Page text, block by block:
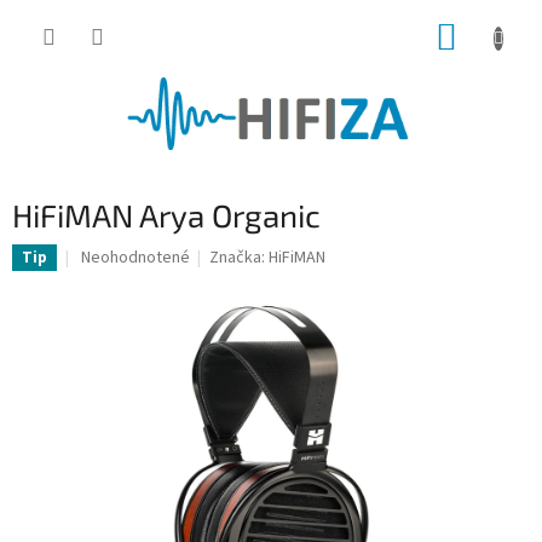
HiFiMAN Arya Organic
Tip
Priemerné
Neohodnotené Značka:HiFiMAN